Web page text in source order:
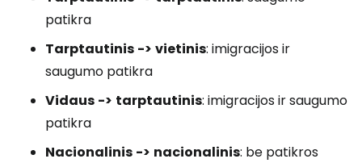
patikra
Tarptautinis -> vietinis: imigracijos ir
saugumo patikra
Vidaus -> tarptautinis: imigracijos ir saugumo
patikra
Nacionalinis -> nacionalinis: be patikros